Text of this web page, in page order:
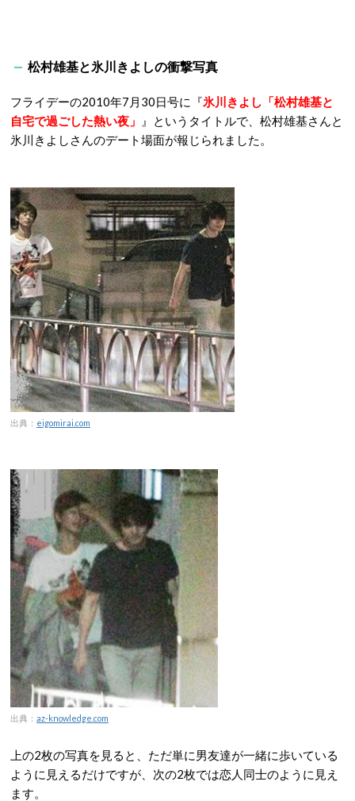
松村雄基と氷川きよしの衝撃写真
フライデーの2010年7月30日号に『氷川きよし「松村雄基と
自宅で過ごした熱い夜」
』というタイトルで、松村雄基さんと
氷川きよしさんのデート場面が報じられました。
出典： eigomirai.com
出典： az-knowledge.com
上の2枚の写真を見ると、ただ単に男友達が一緒に歩いている
ように見えるだけですが、次の2枚では恋人同士のように見え
ます。